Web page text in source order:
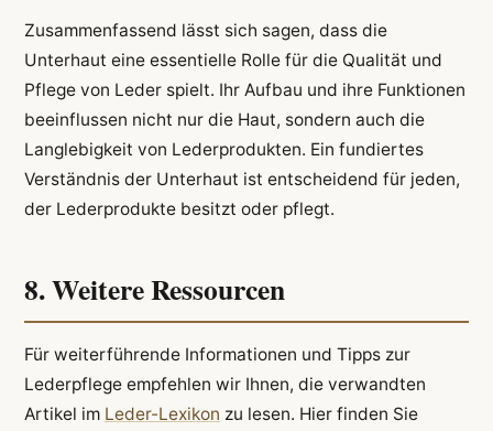
Zusammenfassend lässt sich sagen, dass die
Unterhaut eine essentielle Rolle für die Qualität und
Pflege von Leder spielt. Ihr Aufbau und ihre Funktionen
beeinflussen nicht nur die Haut, sondern auch die
Langlebigkeit von Lederprodukten. Ein fundiertes
Verständnis der Unterhaut ist entscheidend für jeden,
der Lederprodukte besitzt oder pflegt.
8. Weitere Ressourcen
Für weiterführende Informationen und Tipps zur
Lederpflege empfehlen wir Ihnen, die verwandten
Artikel im Leder-Lexikon zu lesen. Hier finden Sie